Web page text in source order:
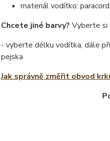
materiál vodítko:
Chcete jiné barvy? Vyberte si
- vyberte délku vodítka, dále
pejska
Jak správně změřit obvod